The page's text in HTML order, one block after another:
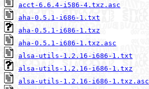
acct-6.6.4-i586-4.txz.asc
aha-0.5.1-i686-1.txt
aha-0.5.1-i686-1.txz
aha-0.5.1-i686-1.txz.asc
alsa-utils-1.2.16-i686-1.txt
alsa-utils-1.2.16-i686-1.txz
alsa-utils-1.2.16-i686-1.txz.asc